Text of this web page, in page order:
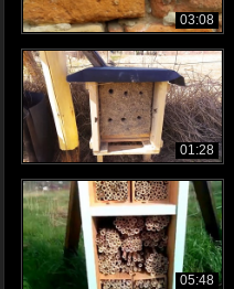
03:08
01:28
05:48